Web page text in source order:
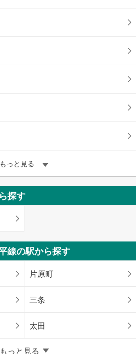
もっと見る
探す
線の駅から探す
片原町
三条
太田
もっと見る